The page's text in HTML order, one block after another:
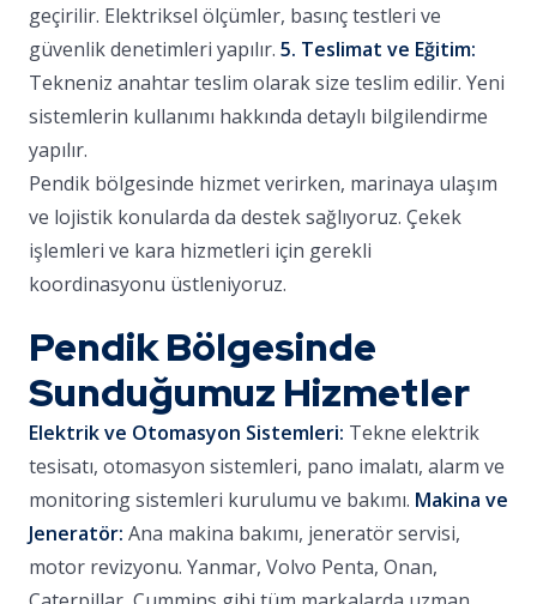
geçirilir. Elektriksel ölçümler, basınç testleri ve
güvenlik denetimleri yapılır. 5. Teslimat ve Eğitim:
Tekneniz anahtar teslim olarak size teslim edilir. Yeni
sistemlerin kullanımı hakkında detaylı bilgilendirme
yapılır.
Pendik bölgesinde hizmet verirken, marinaya ulaşım
ve lojistik konularda da destek sağlıyoruz. Çekek
işlemleri ve kara hizmetleri için gerekli
koordinasyonu üstleniyoruz.
Pendik Bölgesinde
Sunduğumuz Hizmetler
Elektrik ve Otomasyon Sistemleri: Tekne elektrik
tesisatı, otomasyon sistemleri, pano imalatı, alarm ve
monitoring sistemleri kurulumu ve bakımı. Makina ve
Jeneratör: Ana makina bakımı, jeneratör servisi,
motor revizyonu. Yanmar, Volvo Penta, Onan,